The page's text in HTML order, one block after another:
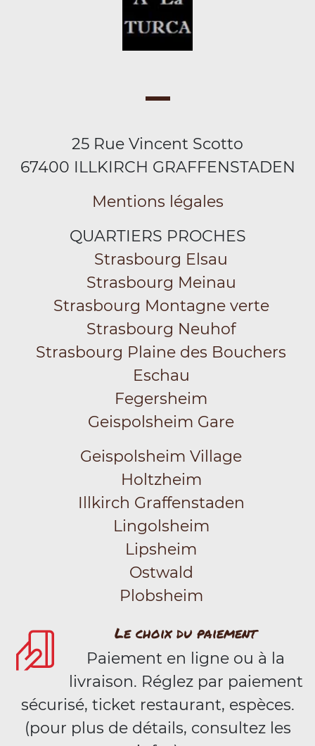
25 Rue Vincent Scotto
67400 ILLKIRCH GRAFFENSTADEN
Mentions légales
QUARTIERS PROCHES
Strasbourg Elsau
Strasbourg Meinau
Strasbourg Montagne verte
Strasbourg Neuhof
Strasbourg Plaine des Bouchers
Eschau
Fegersheim
Geispolsheim Gare
Geispolsheim Village
Holtzheim
Illkirch Graffenstaden
Lingolsheim
Lipsheim
Ostwald
Plobsheim
Le choix du paiement
Paiement en ligne ou à la
livraison. Réglez par paiement
sécurisé, ticket restaurant, espèces.
(pour plus de détails, consultez les